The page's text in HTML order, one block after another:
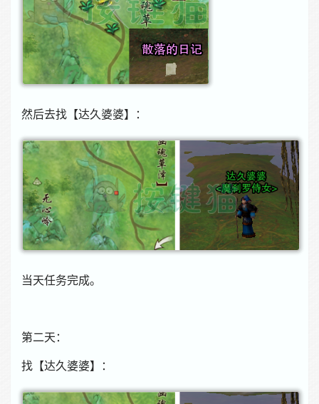
然后去找【达久婆婆】：
当天任务完成。
第二天：
找【达久婆婆】：